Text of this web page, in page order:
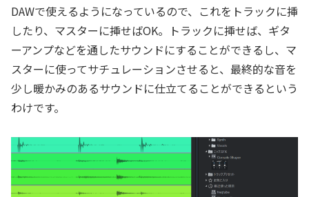
DAWで使えるようになっているので、これをトラックに挿
したり、マスターに挿せばOK。トラックに挿せば、ギタ
ーアンプなどを通したサウンドにすることができるし、マ
スターに使ってサチュレーションさせると、最終的な音を
少し暖かみのあるサウンドに仕立てることができるという
わけです。